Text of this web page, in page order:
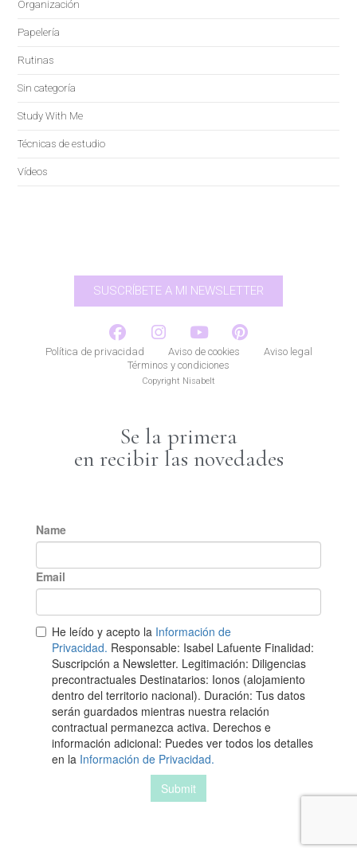
Organización
Papelería
Rutinas
Sin categoría
Study With Me
Técnicas de estudio
Vídeos
SUSCRÍBETE A MI NEWSLETTER
Política de privacidad Aviso de cookies
Aviso legal
Términos y condiciones
Copyright Nisabelt
Se la primera
en recibir las novedades